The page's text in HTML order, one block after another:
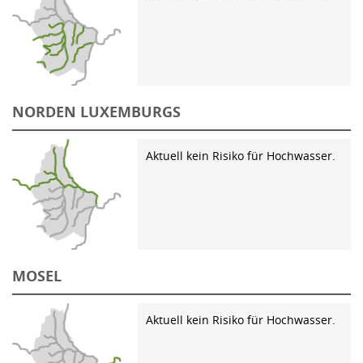
NORDEN LUXEMBURGS
Aktuell kein Risiko für Hochwasser.
MOSEL
Aktuell kein Risiko für Hochwasser.